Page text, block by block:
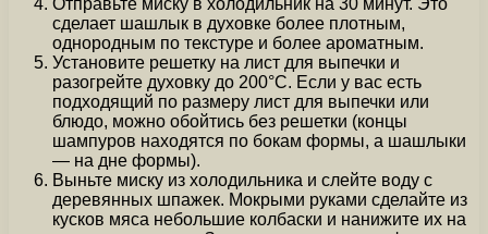
Отправьте миску в холодильник на 30 минут. Это
сделает шашлык в духовке более плотным,
однородным по текстуре и более ароматным.
Установите решетку на лист для выпечки и
разогрейте духовку до 200°C. Если у вас есть
подходящий по размеру лист для выпечки или
блюдо, можно обойтись без решетки (концы
шампуров находятся по бокам формы, а шашлыки
— на дне формы).
Выньте миску из холодильника и слейте воду с
деревянных шпажек. Мокрыми руками сделайте из
кусков мяса небольшие колбаски и нанижите их на